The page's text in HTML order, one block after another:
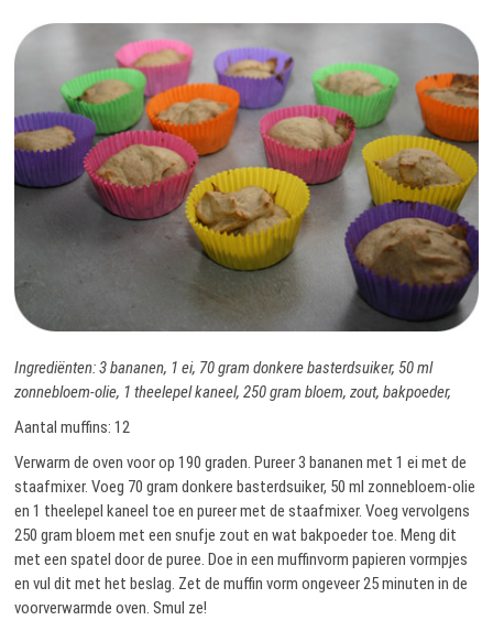
Ingrediënten: 3 bananen, 1 ei, 70 gram donkere basterdsuiker, 50 ml
zonnebloem-olie, 1 theelepel kaneel, 250 gram bloem, zout, bakpoeder,
Aantal muffins: 12
Verwarm de oven voor op 190 graden. Pureer 3 bananen met 1 ei met de
staafmixer. Voeg 70 gram donkere basterdsuiker, 50 ml zonnebloem-olie
en 1 theelepel kaneel toe en pureer met de staafmixer. Voeg vervolgens
250 gram bloem met een snufje zout en wat bakpoeder toe. Meng dit
met een spatel door de puree. Doe in een muffinvorm papieren vormpjes
en vul dit met het beslag. Zet de muffin vorm ongeveer 25 minuten in de
voorverwarmde oven. Smul ze!